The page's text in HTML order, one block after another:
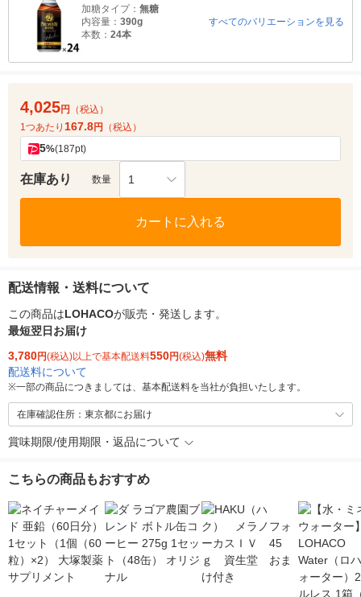
加糖タイプ： 無糖
内容量： 390g
本数： 24本
すべてのバリエーションを見る
4,025円
（税込）
1つあたり 167.8円 （税込）
5%(187pt)
在庫あり 数量 1
カートに入れる
配送情報・送料について
この商品はLOHACOが販売・発送します。
最短翌日お届け
3,780円(税込)以上で基本配送料550円(税込)無料
配送料について
※一部の商品につきましては、基本配送料を当社が負担いたします。
在庫確認住所：東京都にお届け
賞味期限/使用期限・返品について
こちらの商品もおすすめ